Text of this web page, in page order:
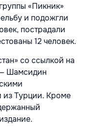
«Пикник»
и подожгли
пострадали
12 человек.
со ссылкой на
— Шамсидин
из Турции. Кроме